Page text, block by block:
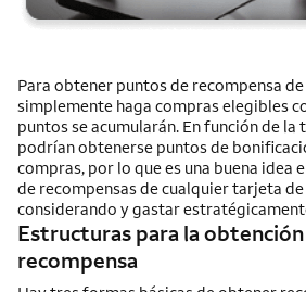
Para obtener puntos de recompensa
simplemente haga compras elegibles
puntos se acumularán. En función de
podrían obtenerse puntos de
compras, por lo que es una buena idea
de recompensas de cualquier tarjeta
considerando y gastar
Estructuras para la
recompensa